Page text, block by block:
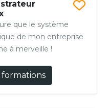
que le système
de mon entreprise
à merveille !